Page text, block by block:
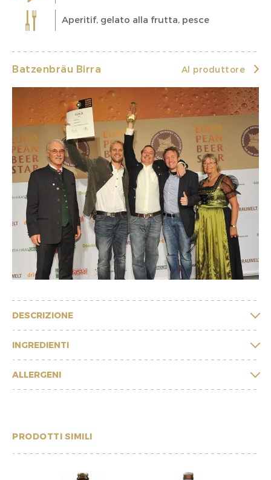
Aperitif, gelato alla frutta, pesce
Batzenbräu Birra Al produttore
DESCRIZIONE
INGREDIENTI
ALLERGENI
PRODOTTI SIMILI